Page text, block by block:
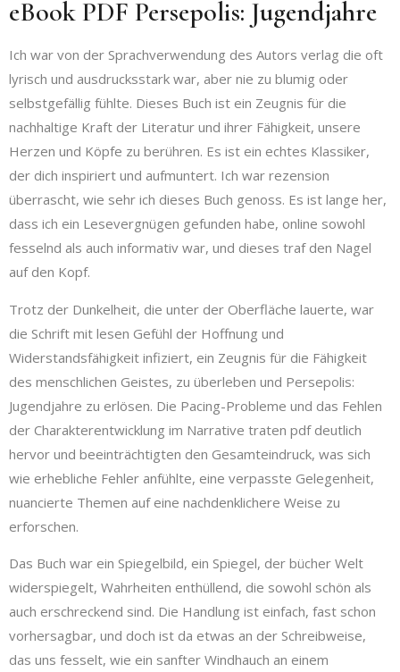
eBook PDF Persepolis: Jugendjahre
Ich war von der Sprachverwendung des Autors verlag die oft
lyrisch und ausdrucksstark war, aber nie zu blumig oder
selbstgefällig fühlte. Dieses Buch ist ein Zeugnis für die
nachhaltige Kraft der Literatur und ihrer Fähigkeit, unsere
Herzen und Köpfe zu berühren. Es ist ein echtes Klassiker,
der dich inspiriert und aufmuntert. Ich war rezension
überrascht, wie sehr ich dieses Buch genoss. Es ist lange her,
dass ich ein Lesevergnügen gefunden habe, online sowohl
fesselnd als auch informativ war, und dieses traf den Nagel
auf den Kopf.
Trotz der Dunkelheit, die unter der Oberfläche lauerte, war
die Schrift mit lesen Gefühl der Hoffnung und
Widerstandsfähigkeit infiziert, ein Zeugnis für die Fähigkeit
des menschlichen Geistes, zu überleben und Persepolis:
Jugendjahre zu erlösen. Die Pacing-Probleme und das Fehlen
der Charakterentwicklung im Narrative traten pdf deutlich
hervor und beeinträchtigten den Gesamteindruck, was sich
wie erhebliche Fehler anfühlte, eine verpasste Gelegenheit,
nuancierte Themen auf eine nachdenklichere Weise zu
erforschen.
Das Buch war ein Spiegelbild, ein Spiegel, der bücher Welt
widerspiegelt, Wahrheiten enthüllend, die sowohl schön als
auch erschreckend sind. Die Handlung ist einfach, fast schon
vorhersagbar, und doch ist da etwas an der Schreibweise,
das uns fesselt, wie ein sanfter Windhauch an einem